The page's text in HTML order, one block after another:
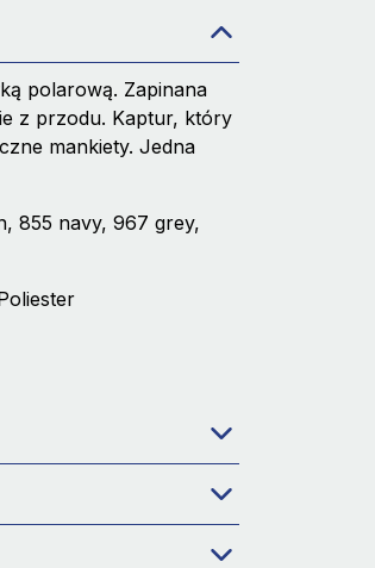
polarową. Zapinana
z przodu. Kaptur, który
mankiety. Jedna
855 navy, 967 grey,